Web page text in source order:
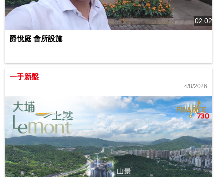
02:02
爵悅庭 會所設施
一手新盤
4/8/2026